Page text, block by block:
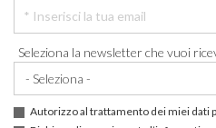
Seleziona la newsletter che vuoi
Autorizzo al trattamento dei miei dati